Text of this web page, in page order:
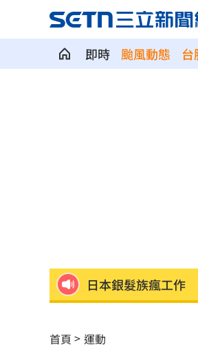
即時 颱風動態
日本銀髮族瘋工作
疫苗真相！蔣萬安
首頁 運動